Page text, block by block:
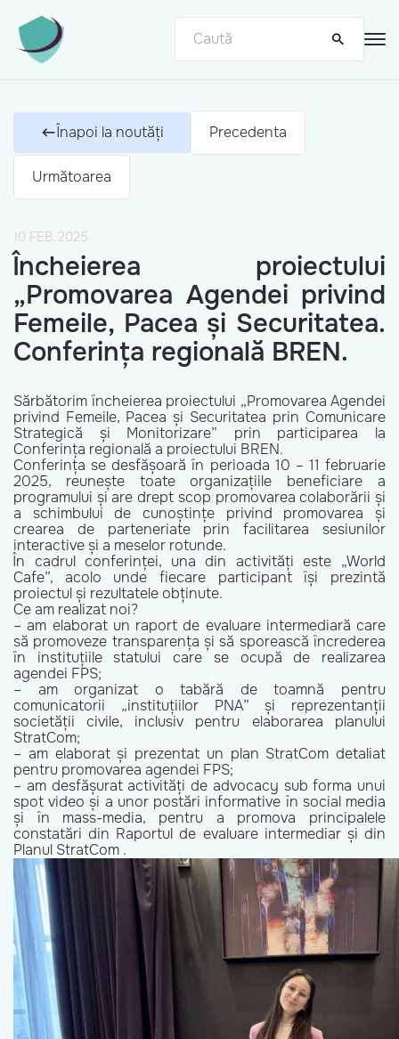
Înapoi la noutăți Precedenta
Următoarea
10 FEB. 2025
Încheierea proiectului
„Promovarea Agendei privind
Femeile, Pacea și Securitatea.
Conferința regională BREN.
Sărbătorim încheierea proiectului „Promovarea Agendei
privind Femeile, Pacea și Securitatea prin Comunicare
Strategică și Monitorizare” prin participarea la
Conferința regională a proiectului BREN.
Conferința se desfășoară în perioada 10 – 11 februarie
2025, reunește toate organizațiile beneficiare a
programului și are drept scop promovarea colaborării și
a schimbului de cunoștințe privind promovarea și
crearea de parteneriate prin facilitarea sesiunilor
interactive și a meselor rotunde.
În cadrul conferinței, una din activități este „World
Cafe”, acolo unde fiecare participant își prezintă
proiectul și rezultatele obținute.
Ce am realizat noi?
– am elaborat un raport de evaluare intermediară care
să promoveze transparența și să sporească încrederea
în instituțiile statului care se ocupă de realizarea
agendei FPS;
– am organizat o tabără de toamnă pentru
comunicatorii „instituțiilor PNA” și reprezentanții
societății civile, inclusiv pentru elaborarea planului
StratCom;
– am elaborat și prezentat un plan StratCom detaliat
pentru promovarea agendei FPS;
– am desfășurat activități de advocacy sub forma unui
spot video și a unor postări informative în social media
și în mass-media, pentru a promova principalele
constatări din Raportul de evaluare intermediar și din
Planul StratCom .